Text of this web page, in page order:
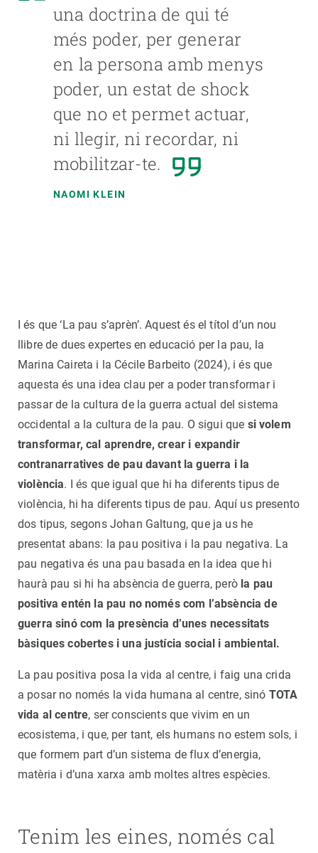
una doctrina de qui té
més poder, per generar
en la persona amb menys
poder, un estat de shock
que no et permet actuar,
ni llegir, ni recordar, ni
mobilitzar-te.
NAOMI KLEIN
I és que ‘La pau s’aprèn’. Aquest és el títol d’un nou
llibre de dues expertes en educació per la pau, la
Marina Caireta i la Cécile Barbeito (2024), i és que
aquesta és una idea clau per a poder transformar i
passar de la cultura de la guerra actual del sistema
occidental a la cultura de la pau. O sigui que si volem
transformar, cal aprendre, crear i expandir
contranarratives de pau davant la guerra i la
violència. I és que igual que hi ha diferents tipus de
violència, hi ha diferents tipus de pau. Aquí us presento
dos tipus, segons Johan Galtung, que ja us he
presentat abans: la pau positiva i la pau negativa. La
pau negativa és una pau basada en la idea que hi
haurà pau si hi ha absència de guerra, peròla pau
positiva entén la pau no només com l’absència de
guerra sinó com la presència d’unes necessitats
bàsiques cobertes i una justícia social i ambiental.
La pau positiva posa la vida al centre, i faig una crida
a posar no només la vida humana al centre, sinó TOTA
vida al centre, ser conscients que vivim en un
ecosistema, i que, per tant, els humans no estem sols, i
que formem part d’un sistema de flux d’energia,
matèria i d’una xarxa amb moltes altres espècies.
Tenim les eines, només cal